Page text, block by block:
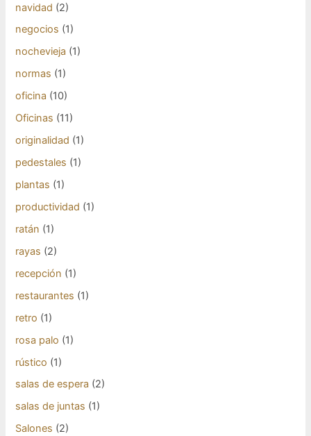
navidad (2)
negocios (1)
nochevieja (1)
normas (1)
oficina (10)
Oficinas (11)
originalidad (1)
pedestales (1)
plantas (1)
productividad (1)
ratán (1)
rayas (2)
recepción (1)
restaurantes (1)
retro (1)
rosa palo (1)
rústico (1)
salas de espera (2)
salas de juntas (1)
Salones (2)